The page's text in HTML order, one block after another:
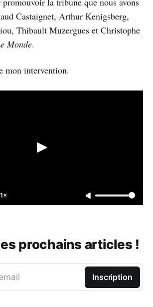
Castaignet, Arthur Kenigsberg,
Thibault Muzergues et Christophe
Monde.
mon intervention.
1×
prochains articles !
Inscription